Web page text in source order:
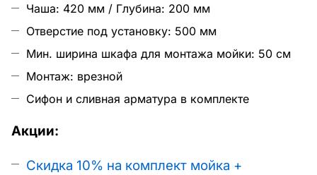
Чаша: 420 мм / Глубина: 200 мм
Отверстие под установку: 500 мм
Мин. ширина шкафа для монтажа мойки: 50 см
Монтаж: врезной
Сифон и сливная арматура в комплекте
Акции:
Скидка 10% на комплект мойка +